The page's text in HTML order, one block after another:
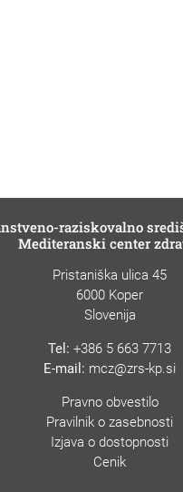
raziskovalno
Mediteranski center
Pristaniška ulica 45
6000 Koper
Slovenija
Tel: +386 5 663 7713
E-mail: mcz@zrs-kp.si
Pravno obvestilo
Pravilnik o zasebnosti
Izjava o dostopnosti
Cenik